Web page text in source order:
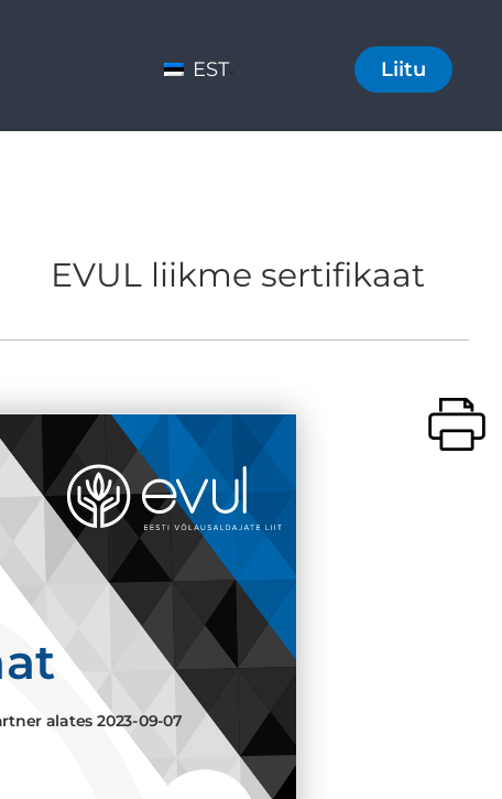
EST Liitu
EVUL liikme sertifikaat
alates 2023-09-07